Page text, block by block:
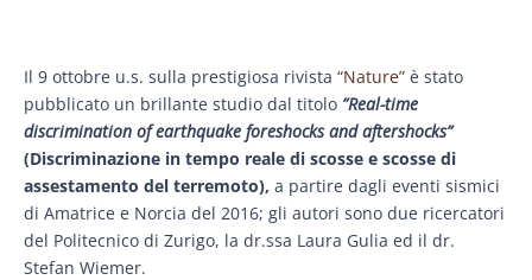
Il 9 ottobre u.s. sulla prestigiosa rivista “Nature” è stato
pubblicato un brillante studio dal titolo ”Real-time
discrimination of earthquake foreshocks and aftershocks”
(Discriminazione in tempo reale di scosse e scosse di
assestamento del terremoto), a partire dagli eventi sismici
di Amatrice e Norcia del 2016; gli autori sono due ricercatori
del Politecnico di Zurigo, la dr.ssa Laura Gulia ed il dr.
Stefan Wiemer.